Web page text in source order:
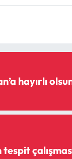
hayırlı